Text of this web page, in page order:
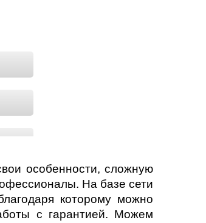
особенности, сложную
На базе сети
которому можно
с гарантией. Можем